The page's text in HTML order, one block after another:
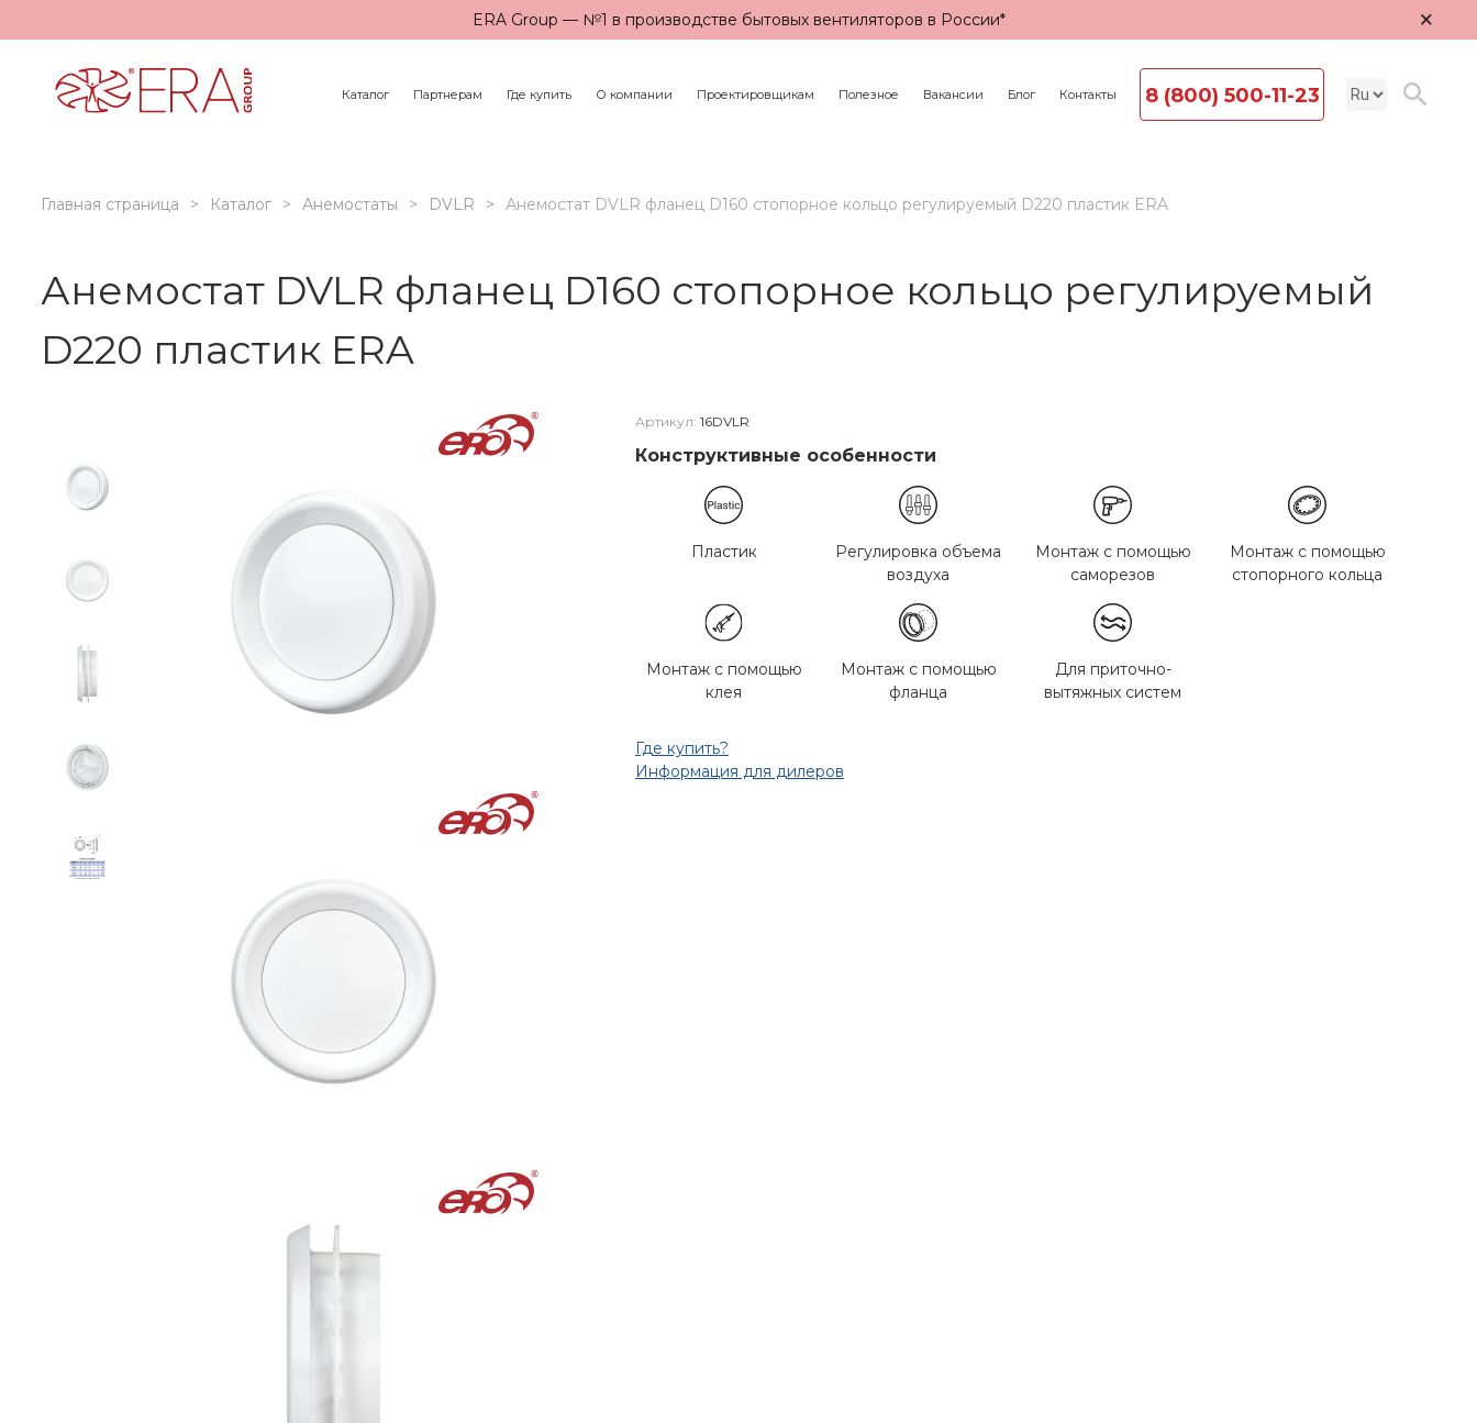
ERA Group — №1 в производстве бытовых вентиляторов в России* ×
Каталог Партнерам Где купить О компании Проектировщикам Полезное Вакансии Блог Контакты 8 (800) 500-11-23
Главная страница Каталог Анемостаты DVLR Анемостат DVLR фланец D160 стопорное кольцо регулируемый D220 пластик ERA
Анемостат DVLR фланец D160 стопорное кольцо регулируемый
D220 пластик ERA
Артикул: 16DVLR
Конструктивные особенности
Пластик
Регулировка объема
воздуха
Монтаж с помощью
саморезов
Монтаж с помощью
стопорного кольца
Монтаж с помощью
клея
Монтаж с помощью
фланца
Для приточно-
вытяжных систем
Где купить?
Информация для дилеров